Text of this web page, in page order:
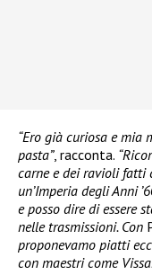
“Ero già curiosa e mia
pasta”, racconta.
carne e dei ravioli fatti
un’Imperia degli Anni
e posso dire di essere
nelle trasmissioni. Con
proponevamo piatti
con maestri come